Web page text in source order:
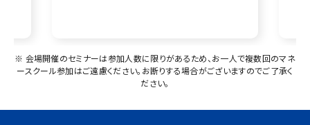
※ 会場開催のセミナーは参加⼈数に限りがあるため、お⼀⼈で複数回のマネ
ースクール参加はご遠慮ください。お断りする場合がございますのでご了承く
ださい。